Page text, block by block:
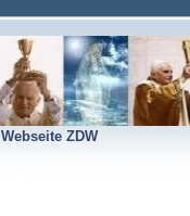
Webseite ZDW